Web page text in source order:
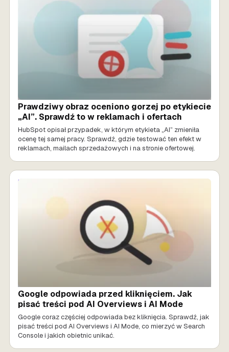
Prawdziwy obraz oceniono gorzej po etykiecie
„AI”. Sprawdź to w reklamach i ofertach
HubSpot opisał przypadek, w którym etykieta „AI” zmieniła
ocenę tej samej pracy. Sprawdź, gdzie testować ten efekt w
reklamach, mailach sprzedażowych i na stronie ofertowej.
MARKETING AI
Google odpowiada przed kliknięciem. Jak
pisać treści pod AI Overviews i AI Mode
Google coraz częściej odpowiada bez kliknięcia. Sprawdź, jak
pisać treści pod AI Overviews i AI Mode, co mierzyć w Search
Console i jakich obietnic unikać.